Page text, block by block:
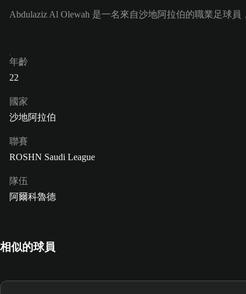
Abdulaziz Al Olewah 是一名來自沙地阿拉伯的職業足球
年齡
22
國家
沙地阿拉伯
聯賽
ROSHN Saudi League
隊伍
阿爾科魯德
相似的球員